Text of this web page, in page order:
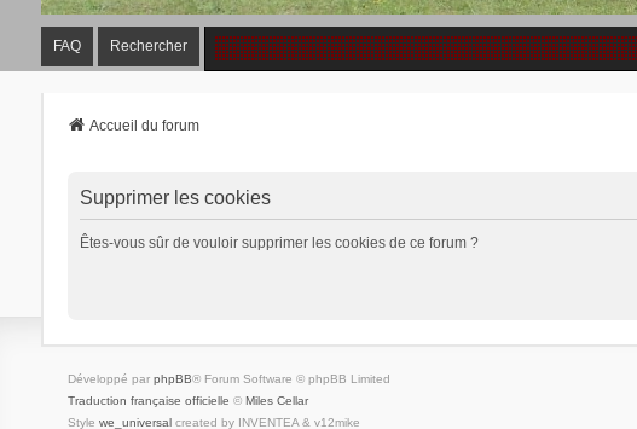
FAQ Rechercher
Accueil du forum
Supprimer les cookies
Êtes-vous sûr de vouloir supprimer les cookies de ce forum ?
Développé par phpBB® Forum Software © phpBB Limited
Traduction française officielle © Miles Cellar
Style we_universalcreated by INVENTEA & v12mike